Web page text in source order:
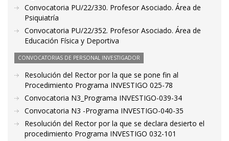
Convocatoria PU/22/330. Profesor Asociado. Área de
Psiquiatría
Convocatoria PU/22/352. Profesor Asociado. Área de
Educación Física y Deportiva
CONVOCATORIAS DE PERSONAL INVESTIGADOR
Resolución del Rector por la que se pone fin al
Procedimiento Programa INVESTIGO 025-78
Convocatoria N3_Programa INVESTIGO-039-34
Convocatoria N3 -Programa INVESTIGO-040-35
Resolución del Rector por la que se declara desierto el
procedimiento Programa INVESTIGO 032-101